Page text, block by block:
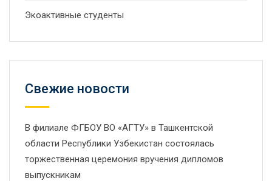
Экоактивные студенты
Свежие новости
В филиале ФГБОУ ВО «АГТУ» в Ташкентской
области Республики Узбекистан состоялась
торжественная церемония вручения дипломов
выпускникам